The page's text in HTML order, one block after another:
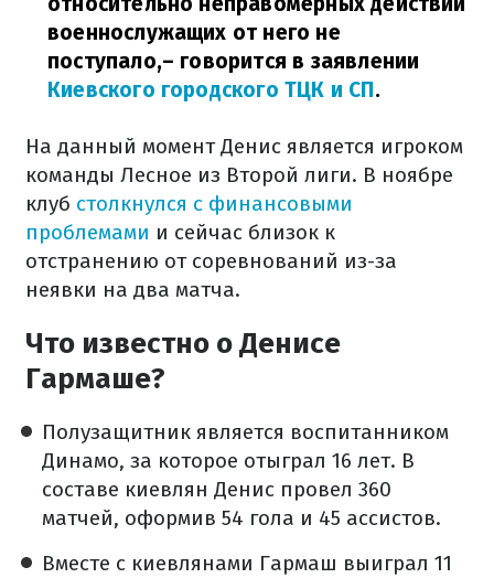
военнослужащих от него не
поступало,– говорится в заявлении
Киевского городского ТЦК и СП.
На данный момент Денис является игроком
команды Лесное из Второй лиги. В ноябре
клуб столкнулся с финансовыми
проблемами и сейчас близок к
отстранению от соревнований из-за
неявки на два матча.
Что известно о Денисе
Гармаше?
Полузащитник является воспитанником
Динамо, за которое отыграл 16 лет. В
составе киевлян Денис провел 360
матчей, оформив 54 гола и 45 ассистов.
Вместе с киевлянами Гармаш выиграл 11